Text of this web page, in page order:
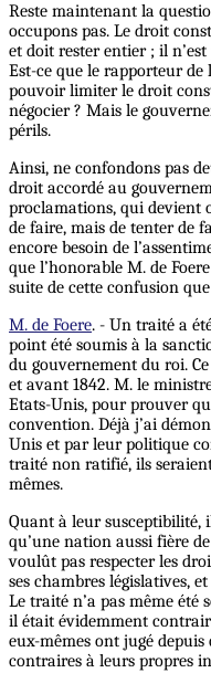
Reste maintenant la
occupons pas. Le droit
et doit rester entier ; il
Est-ce que le rapporteur
pouvoir limiter le droit
négocier ? Mais le
périls.
Ainsi, ne confondons pas
droit accordé au
proclamations, qui devient
de faire, mais de tenter de
encore besoin de
que l’honorable M. de
suite de cette confusion
M. de Foere. - Un traité a
point été soumis à la
du gouvernement du roi.
et avant 1842. M. le
Etats-Unis, pour prouver
convention. Déjà j’ai
Unis et par leur politique
traité non ratifié, ils
mêmes.
Quant à leur susceptibilité,
qu’une nation aussi fière
voulût pas respecter les
ses chambres législatives,
Le traité n’a pas même été
il était évidemment
eux-mêmes ont jugé
contraires à leurs propres